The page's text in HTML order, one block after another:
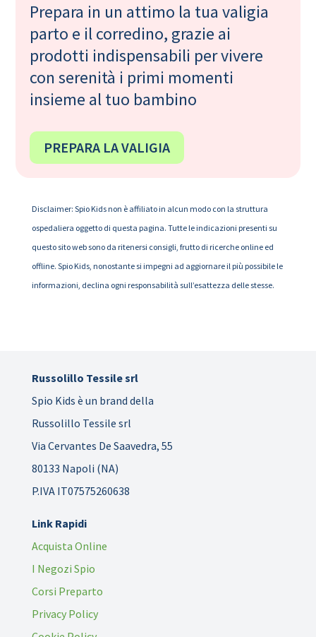
Prepara in un attimo la tua valigia
parto e il corredino, grazie ai
prodotti indispensabili per vivere
con serenità i primi momenti
insieme al tuo bambino
PREPARA LA VALIGIA
Disclaimer: Spio Kids non è affiliato in alcun modo con la struttura
ospedaliera oggetto di questa pagina. Tutte le indicazioni presenti su
questo sito web sono da ritenersi consigli, frutto di ricerche online ed
offline. Spio Kids, nonostante si impegni ad aggiornare il più possibile le
informazioni, declina ogni responsabilità sull’esattezza delle stesse.
Russolillo Tessile srl
Spio Kids è un brand della
Russolillo Tessile srl
Via Cervantes De Saavedra, 55
80133 Napoli (NA)
P.IVA IT07575260638
Link Rapidi
Acquista Online
I Negozi Spio
Corsi Preparto
Privacy Policy